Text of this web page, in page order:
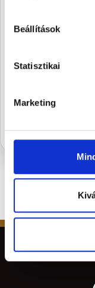
Beállítások
Statisztikai
Marketing
készül
szezon